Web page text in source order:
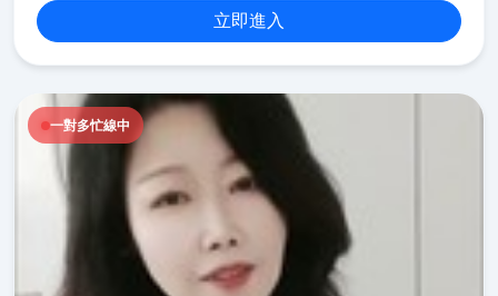
立即進入
一對多忙線中